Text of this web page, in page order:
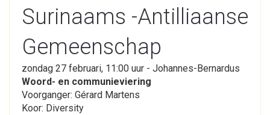
Surinaams -Antilliaanse
Gemeenschap
zondag 27 februari, 11:00 uur - Johannes-Bernardus
Woord- en communieviering
Voorganger: Gérard Martens
Koor: Diversity